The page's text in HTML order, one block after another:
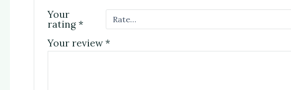
Your
rating *
Your review*